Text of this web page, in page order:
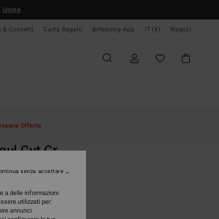
Uomo
& Contatti Carta Regalo Billabong App IT (€) Negozi
Offerta
Cut Cr
€
a delle informazioni
utilizzati per:
annunci
senza accettare